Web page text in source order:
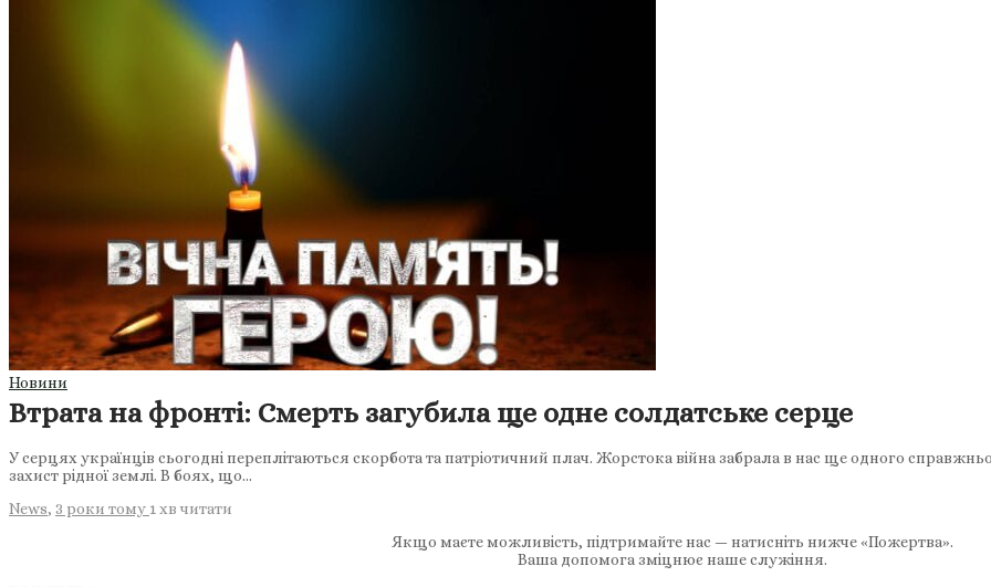
Новини
Втрата на фронті: Смерть загубила ще одне солдатське серце
У серцях українців сьогодні переплітаються скорбота та патріотичний плач. Жорстока війна забрала в нас ще одного
захист рідної землі. В боях, що…
News, 3 роки тому 1 хв читати
Якщо маєте можливість, підтримайте нас — натисніть нижче «Пожертва».
Ваша допомога зміцнює наше служіння.